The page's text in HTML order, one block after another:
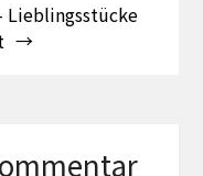
Lieblingsstücke